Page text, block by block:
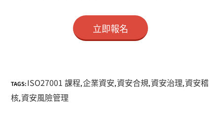
立即報名
TAGS:ISO27001 課程,企業資安,資安合規,資安治理,資安稽
核,資安風險管理